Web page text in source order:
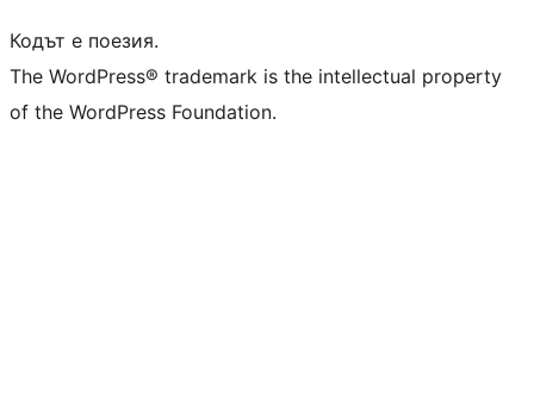
Кодът е поезия.
The WordPress® trademark is the intellectual property
of the WordPress Foundation.